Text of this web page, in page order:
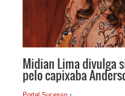
Midian Lima divulga
pelo capixaba
-